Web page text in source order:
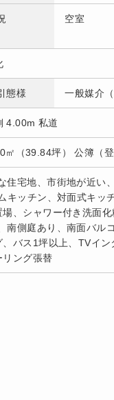
空室
態様 一般媒介（
4.00m 私道
㎡（39.84坪） 公簿（登
宅地、市街地が近い
ッチン、対面式キッ
、シャワー付き洗面化
南側庭あり、南面バル
バス1坪以上、TVイン
ング張替